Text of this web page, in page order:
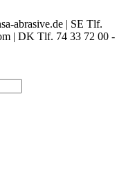
abrasive.de | SE Tlf.
| DK Tlf. 74 33 72 00 -